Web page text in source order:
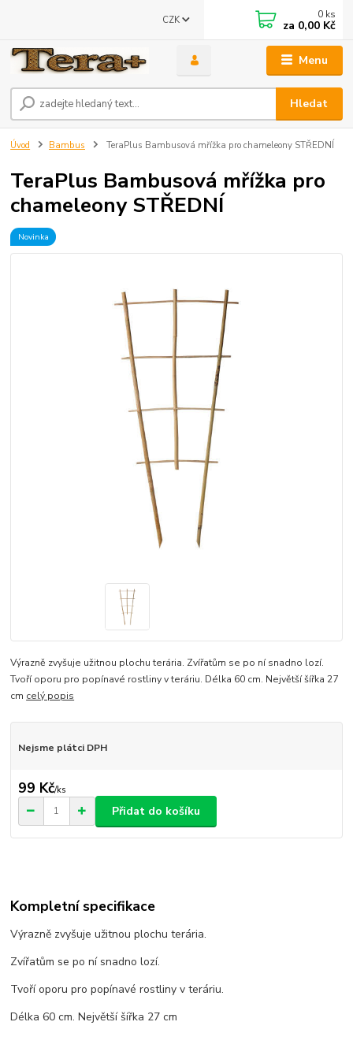
Menu
CZK
Hledat
0 ks
za 0,00 Kč
Úvod Bambus TeraPlus Bambusová mřížka pro chameleony STŘEDNÍ
TeraPlus Bambusová mřížka pro
chameleony STŘEDNÍ
Novinka
Výrazně zvyšuje užitnou plochu terária. Zvířatům se po ní snadno lozí.
Tvoří oporu pro popínavé rostliny v teráriu. Délka 60 cm. Největší šířka 27
cm celý popis
Nejsme plátci DPH
99 Kč/ks
Přidat do košíku
Kompletní specifikace
Výrazně zvyšuje užitnou plochu terária.
Zvířatům se po ní snadno lozí.
Tvoří oporu pro popínavé rostliny v teráriu.
Délka 60 cm. Největší šířka 27 cm